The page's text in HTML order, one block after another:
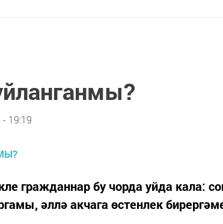
19:19
гражданнар бу чорда уйда кала:
әллә акчага өстенлек